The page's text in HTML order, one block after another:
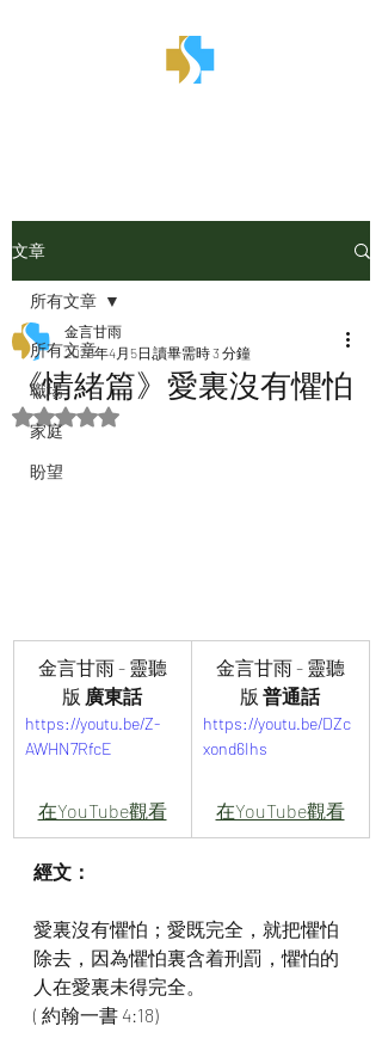
文章
所有文章
職場
家庭
盼望
所有文章
《情緒篇》愛裏沒有懼怕
金言甘雨
2025年4月5日 讀畢需時 3 分鐘
評等為 NaN（最高為 5 顆星）。
金言甘雨 - 靈聽
版 廣東話
https://youtu.be/Z-
AWHN7RfcE
在YouTube觀看
金言甘雨 - 靈聽
版 普通話
https://youtu.be/DZc
xond6Ihs
在YouTube觀看
經文：
愛裏沒有懼怕；愛既完全，就把懼怕
除去，因為懼怕裏含着刑罰，懼怕的
人在愛裏未得完全。
( 約翰一書 4:18)